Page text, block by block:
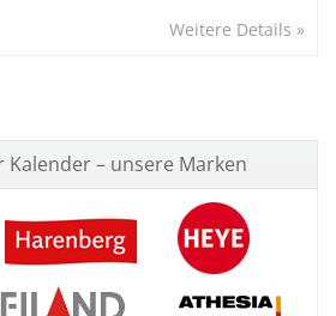
Weitere Details »
Kalender – unsere Marken